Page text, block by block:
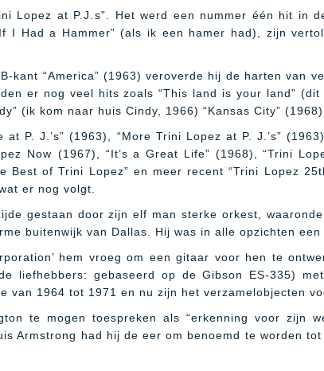
Lopez at P.J.s”. Het werd een nummer één hit in
I Had a Hammer” (als ik een hamer had), zijn
kant “America” (1963) veroverde hij de harten van
er nog veel hits zoals “This land is your land” (dit
(ik kom naar huis Cindy, 1966) “Kansas City”
P. J.’s” (1963), “More Trini Lopez at P. J.’s”
Now (1967), “It’s a Great Life” (1968), “Trini
Best of Trini Lopez” en meer recent “Trini Lopez
er nog volgt.
gestaan door zijn elf man sterke orkest,
buitenwijk van Dallas. Hij was in alle opzichten een
hem vroeg om een gitaar voor hen te
liefhebbers: gebaseerd op de Gibson ES-335)
van 1964 tot 1971 en nu zijn het verzamelobjecten
te mogen toespreken als “erkenning voor zijn
Armstrong had hij de eer om benoemd te worden